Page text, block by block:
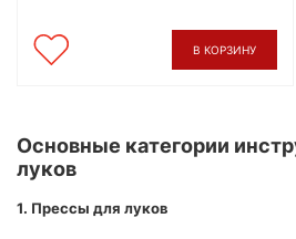
В КОРЗИНУ
Основные категории
луков
1. Прессы для луков